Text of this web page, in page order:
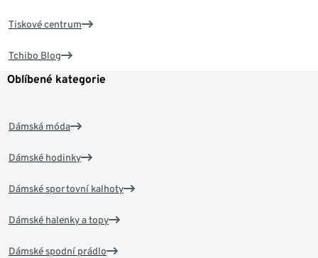
Tiskové centrum
Tchibo Blog
Oblíbené kategorie
Dámská móda
Dámské hodinky
Dámské sportovní kalhoty
Dámské halenky a topy
Dámské spodní prádlo